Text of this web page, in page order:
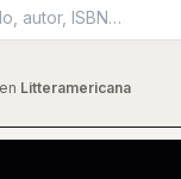
Litteramericana